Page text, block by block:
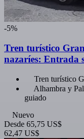
-5%
Tren turístico
nazaríes: Entrada
Tren turístico
Alhambra y
guiado
Nuevo
Desde 65,75 US$
62,47 US$